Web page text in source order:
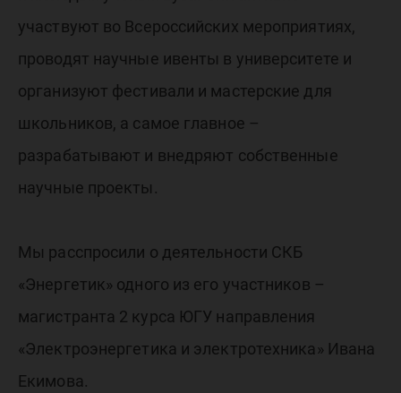
участвуют во Всероссийских мероприятиях,
проводят научные ивенты в университете и
организуют фестивали и мастерские для
школьников, а самое главное –
разрабатывают и внедряют собственные
научные проекты.
Мы расспросили о деятельности СКБ
«Энергетик» одного из его участников –
магистранта 2 курса ЮГУ направления
«Электроэнергетика и электротехника» Ивана
Екимова.